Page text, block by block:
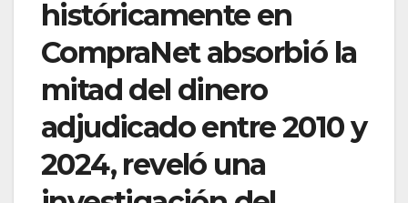
históricamente en
CompraNet absorbió la
mitad del dinero
adjudicado entre 2010 y
2024, reveló una